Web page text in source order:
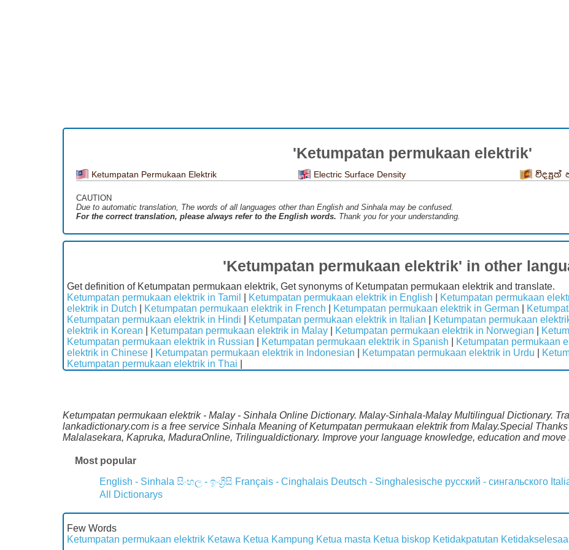
'Ketumpatan permukaan elektrik'
Ketumpatan Permukaan Elektrik Electric Surface Density විද්‍යුත්
CAUTION
Due to automatic translation, The words of all languages ​​other than English and Sinhala may be confused.
For the correct translation, please always refer to the English words. Thank you for your understanding.
'Ketumpatan permukaan elektrik' in other
Get definition of Ketumpatan permukaan elektrik, Get synonyms of Ketumpatan permukaan elektrik and translate.
Ketumpatan permukaan elektrik in Tamil
Ketumpatan permukaan elektrik in English Ketumpatan permukaan
elektrik in Dutch
Ketumpatan permukaan elektrik in French Ketumpatan permukaan elektrik in German
Ketumpatan permukaan elektrik in Hindi
Ketumpatan permukaan elektrik in Italian Ketumpatan permukaan
elektrik in Korean
Ketumpatan permukaan elektrik in Malay Ketumpatan permukaan elektrik in Norwegian
Ketumpatan permukaan elektrik in Russian
Ketumpatan permukaan elektrik in Spanish Ketumpatan permukaan
elektrik in Chinese
Ketumpatan permukaan elektrik in Indonesian Ketumpatan permukaan elektrik in Urdu
Ketumpatan permukaan elektrik in Thai
Ketumpatan permukaan elektrik - Malay - Sinhala Online Dictionary. Malay-Sinhala-Malay Multilingual Dictionary.
lankadictionary.com is a free service Sinhala Meaning of Ketumpatan permukaan elektrik from Malay.Special
Malalasekara, Kapruka, MaduraOnline, Trilingualdictionary. Improve your language knowledge, education and
Most popular
English - Sinhala සිංහල - ඉංග්‍රීසි Français - Cinghalais Deutsch - Singhalesische русский - сингальского
All Dictionarys
Few Words
Ketumpatan permukaan elektrik Ketawa Ketua Kampung Ketua masta Ketua biskop Ketidakpatutan